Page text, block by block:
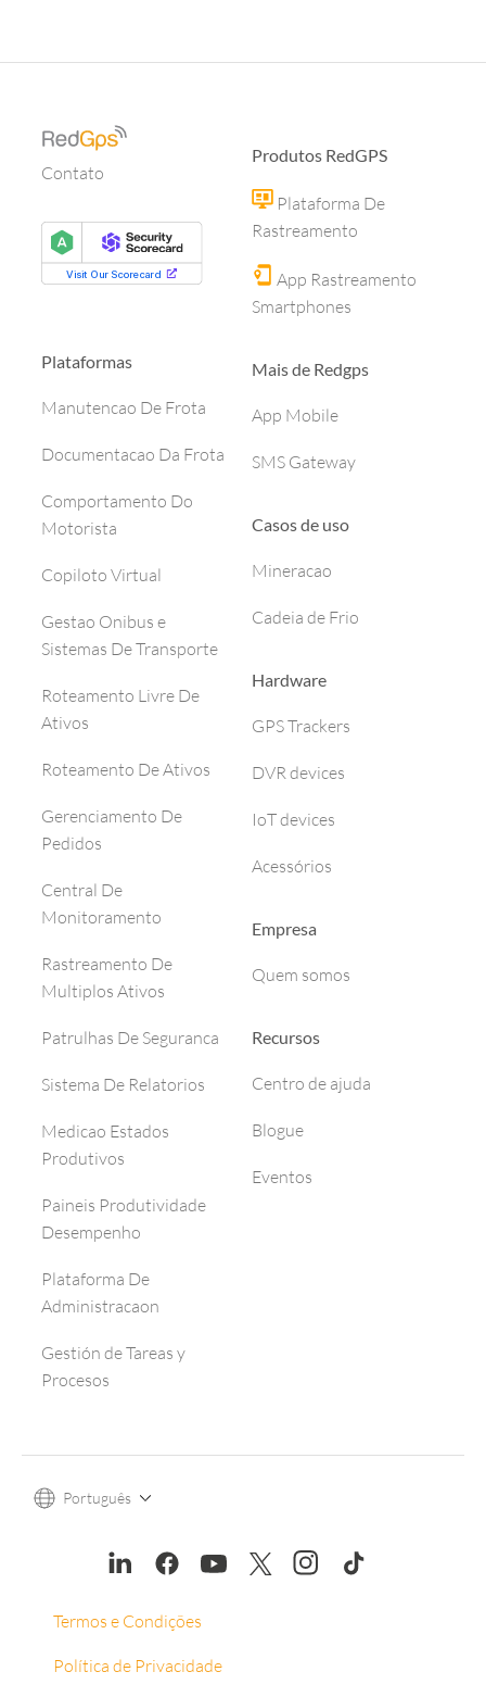
Contato
Plataformas
Manutencao De Frota
Documentacao Da Frota
Comportamento Do
Motorista
Copiloto Virtual
Gestao Onibus e
Sistemas De Transporte
Roteamento Livre De
Ativos
Roteamento De Ativos
Gerenciamento De
Pedidos
Central De
Monitoramento
Rastreamento De
Multiplos Ativos
Patrulhas De Seguranca
Sistema De Relatorios
Medicao Estados
Produtivos
Paineis Produtividade
Desempenho
Plataforma De
Administracaon
Gestión de Tareas y
Procesos
Produtos RedGPS
Plataforma De
Rastreamento
App Rastreamento
Smartphones
Mais de Redgps
App Mobile
SMS Gateway
Casos de uso
Mineracao
Cadeia de Frio
Hardware
GPS Trackers
DVR devices
IoT devices
Acessórios
Empresa
Quem somos
Recursos
Centro de ajuda
Blogue
Eventos
Português
Termos e Condições
Política de Privacidade